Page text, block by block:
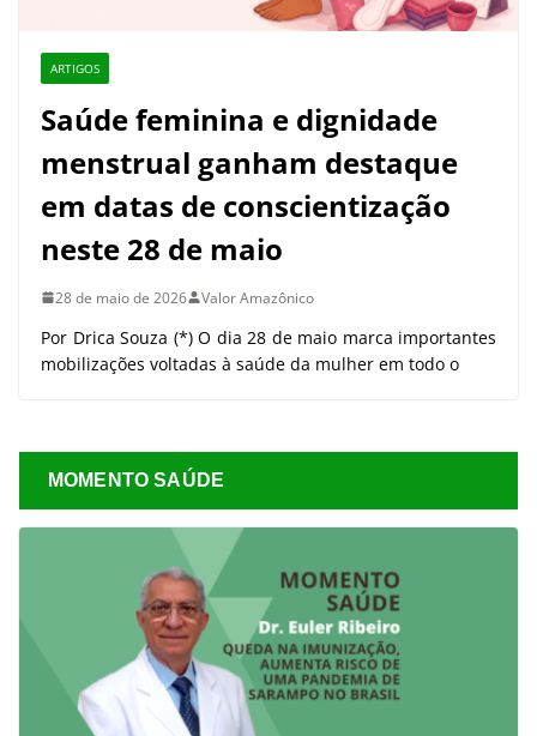
ARTIGOS
Saúde feminina e dignidade
menstrual ganham destaque
em datas de conscientização
neste 28 de maio
28 de maio de 2026 Valor Amazônico
Por Drica Souza (*) O dia 28 de maio marca importantes
mobilizações voltadas à saúde da mulher em todo o
MOMENTO SAÚDE